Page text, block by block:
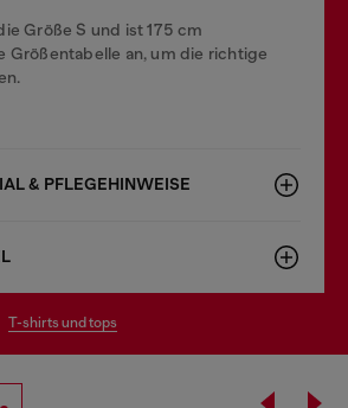
Größe S und ist 175 cm
Größentabelle an, um die richtige
& PFLEGEHINWEISE
t-shirts und tops